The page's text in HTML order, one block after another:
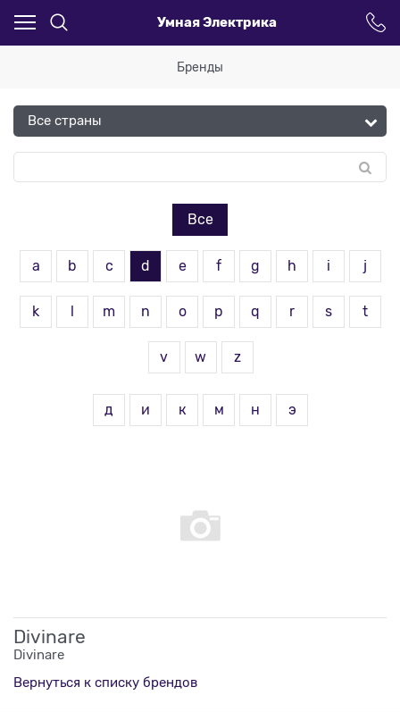
Умная Электрика
Бренды
Все
a b c d e f g h i j
k m n o p q r s t
v w z
д и к м н э
Divinare
Divinare
Вернуться к списку брендов